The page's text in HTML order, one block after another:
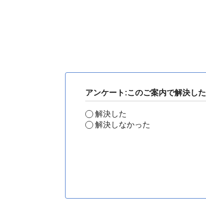
アンケート:このご案内で解決し
解決した
解決しなかった